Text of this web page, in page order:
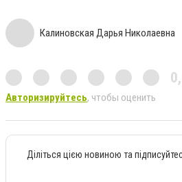
Калиновская Дарья Николаевна
Авторизируйтесь, чтобы оценить
Діліться цією новиною та